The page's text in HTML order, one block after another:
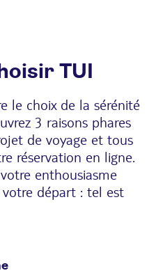
TUI
le choix de la sérénité
3 raisons phares
de voyage et tous
réservation en ligne.
enthousiasme
départ : tel est